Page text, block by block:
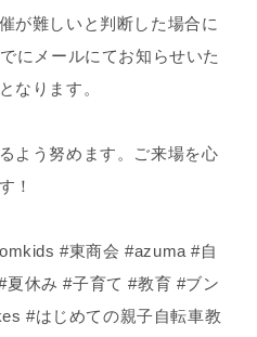
が難しいと判断した場合に
にメールにてお知らせいた
なります。
よう努めます。ご来場を心
！
#東商会 #azuma #自
休み #子育て #教育 #ブン
#はじめての親子自転車教